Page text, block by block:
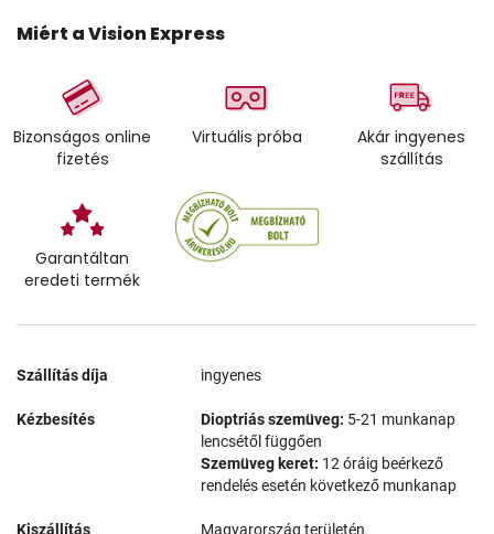
Miért a Vision Express
Bizonságos online
fizetés
Virtuális próba
Akár ingyenes
szállítás
Garantáltan
eredeti termék
Szállítás díja ingyenes
Kézbesítés Dioptriás szemüveg: 5-21 munkanap
lencsétől függően
Szemüveg keret: 12 óráig beérkező
rendelés esetén következő munkanap
Kiszállítás Magyarország területén